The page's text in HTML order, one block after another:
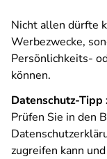
Nicht allen dürfte
Werbezwecke,
Persönlichkeits-
können.
Datenschutz-
Prüfen Sie in den
zugreifen kann